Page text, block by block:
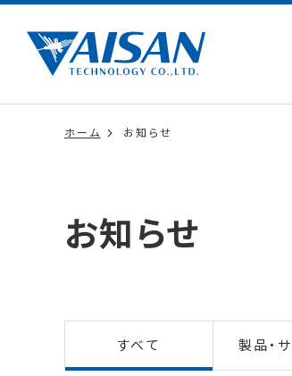
ホーム お知らせ
お知らせ
すべて 製品・